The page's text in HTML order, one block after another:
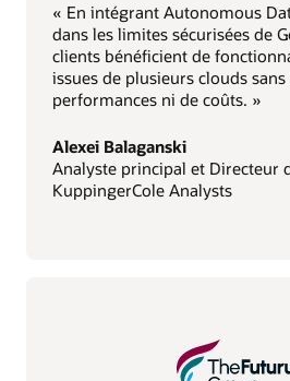
« En intégrant Autonomous
dans les limites sécurisées de
clients bénéficient de
issues de plusieurs clouds
performances ni de coûts. »
Alexei Balaganski
Analyste principal et Directeur
KuppingerCole Analysts